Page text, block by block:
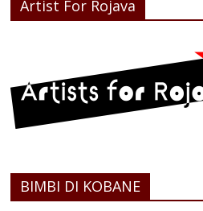
Artist For Rojava
BIMBI DI KOBANE